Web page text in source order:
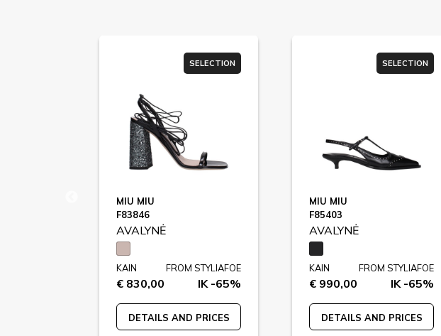
SELECTION
MIU MIU
F83846
AVALYNĖ
KAIN
€ 830,00
FROM STYLIAFOE
IK -65%
DETAILS AND PRICES
SELECTION
MIU MIU
F85403
AVALYNĖ
KAIN
€ 990,00
FROM STYLIAFOE
IK -65%
DETAILS AND PRICES